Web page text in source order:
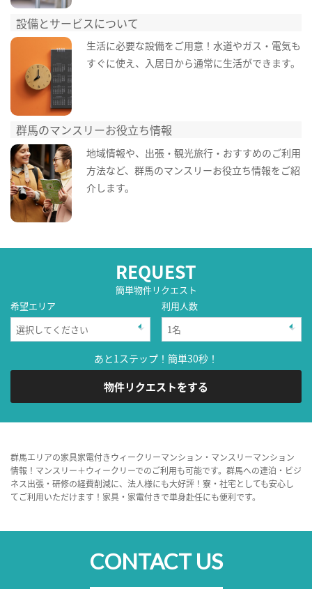
設備とサービスについて
生活に必要な設備をご用意！水道やガス・電気も
すぐに使え、入居日から通常に生活ができます。
群馬のマンスリーお役立ち情報
地域情報や、出張・観光旅行・おすすめのご利用
方法など、群馬のマンスリーお役立ち情報をご紹
介します。
REQUEST
簡単物件リクエスト
希望エリア
利用人数
あと1ステップ！簡単30秒！
物件リクエストをする
群馬エリアの家具家電付きウィークリーマンション・マンスリーマンション
情報！マンスリー＋ウィークリーでのご利用も可能です。群馬への連泊・ビジ
ネス出張・研修の経費削減に、法人様にも大好評！寮・社宅としても安心し
てご利用いただけます！家具・家電付きで単身赴任にも便利です。
CONTACT US